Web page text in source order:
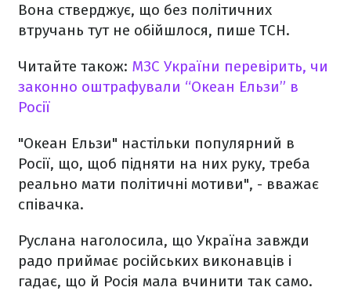
Вона стверджує, що без політичних
втручань тут не обійшлося, пише ТСН.
Читайте також: МЗС України перевірить, чи
законно оштрафували “Океан Ельзи” в
Росії
"Океан Ельзи" настільки популярний в
Росії, що, щоб підняти на них руку, треба
реально мати політичні мотиви", - вважає
співачка.
Руслана наголосила, що Україна завжди
радо приймає російських виконавців і
гадає, що й Росія мала вчинити так само.